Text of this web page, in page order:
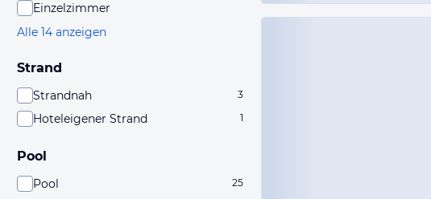
Einzelzimmer
Alle 14 anzeigen
Strand
Strandnah 3
Hoteleigener Strand 1
Pool
Pool 25